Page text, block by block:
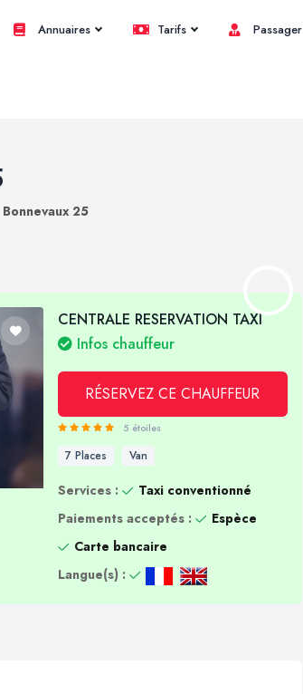
Annuaires Tarifs Passager
25
CENTRALE RESERVATION TAXI
Infos chauffeur
RÉSERVEZ CE CHAUFFEUR
5 étoiles
7 Places Van
Services :
Taxi conventionné
Paiements acceptés :
Espèce
Carte bancaire
Langue(s) :